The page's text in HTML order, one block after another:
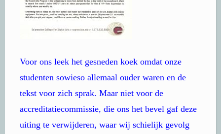
Voor ons leek het gesneden koek omdat onze
studenten sowieso allemaal ouder waren en de
tekst voor zich sprak. Maar niet voor de
accreditatiecommissie, die ons het bevel gaf deze
uiting te verwijderen, waar wij schielijk gevolg